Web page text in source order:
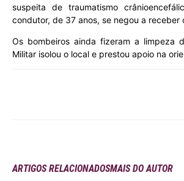
suspeita de traumatismo
condutor, de 37 anos, se negou a receber
Os bombeiros ainda fizeram a limpeza
Militar isolou o local e prestou apoio na
ARTIGOS RELACIONADOSMAIS DO AUTOR